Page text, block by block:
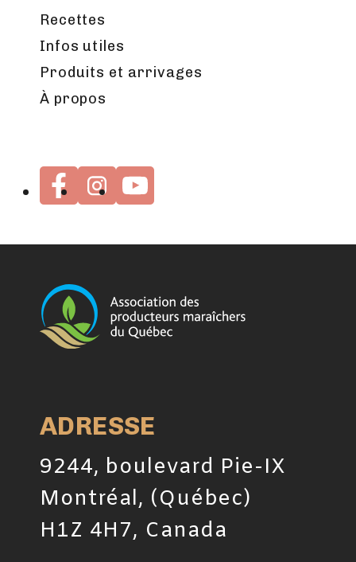
Recettes
Infos utiles
Produits et arrivages
À propos
ADRESSE
9244, boulevard Pie-IX
Montréal, (Québec)
H1Z 4H7, Canada